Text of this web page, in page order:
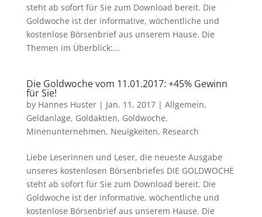
steht ab sofort für Sie zum Download bereit. Die
Goldwoche ist der informative, wöchentliche und
kostenlose Börsenbrief aus unserem Hause. Die
Themen im Überblick:...
Die Goldwoche vom 11.01.2017: +45% Gewinn
für Sie!
by Hannes Huster| Jan. 11, 2017| Allgemein,
Geldanlage, Goldaktien, Goldwoche,
Minenunternehmen, Neuigkeiten, Research
Liebe Leserinnen und Leser, die neueste Ausgabe
unseres kostenlosen Börsenbriefes DIE GOLDWOCHE
steht ab sofort für Sie zum Download bereit. Die
Goldwoche ist der informative, wöchentliche und
kostenlose Börsenbrief aus unserem Hause. Die